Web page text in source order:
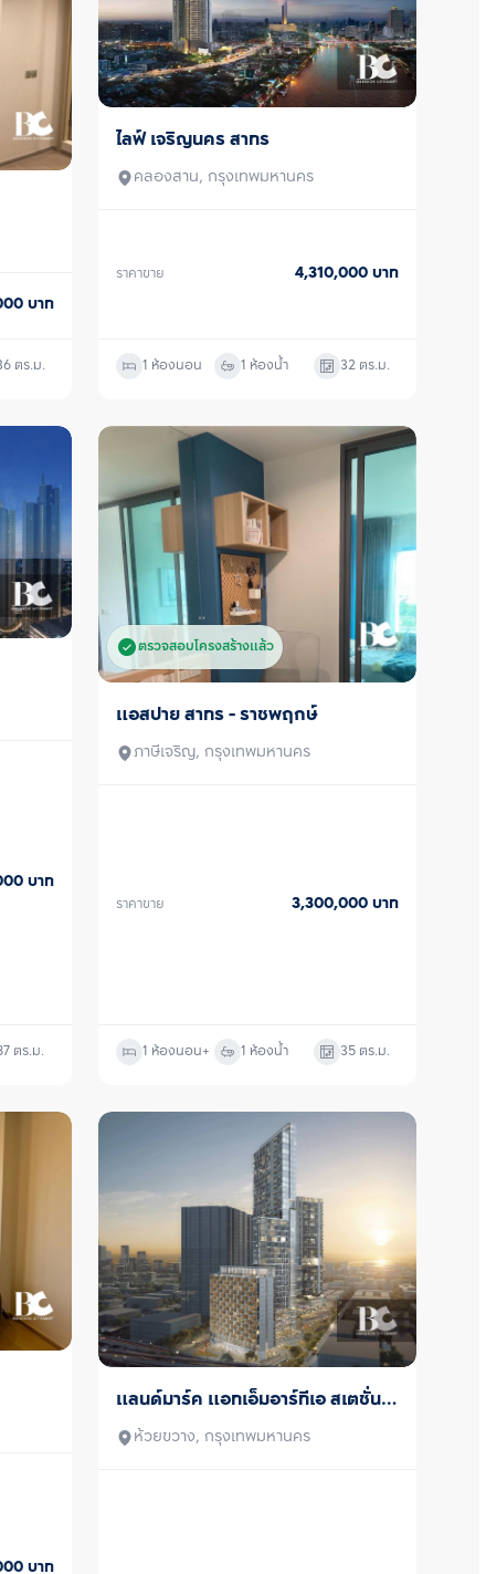
บาท
ตร.ม.
ขาย
ไลฟ์ เจริญนคร สาทร
คลองสาน, กรุงเทพมหานคร
ราคาขาย 4,310,000บาท
1 ห้องนอน 1 ห้องน้ำ 32 ตร.ม.
บาท
ตร.ม.
ตรวจสอบโครงสร้างแล้ว
ขาย
แอสปาย สาทร - ราชพฤกษ์
ภาษีเจริญ, กรุงเทพมหานคร
ราคาขาย 3,300,000บาท
1 ห้องนอน+ 1 ห้องน้ำ 35 ตร.ม.
บาท
ขาย
แลนด์มาร์ค แอทเอ็มอาร์ทีเอ สเตชั่น
(ไซมิส พระราม 9)
ห้วยขวาง, กรุงเทพมหานคร